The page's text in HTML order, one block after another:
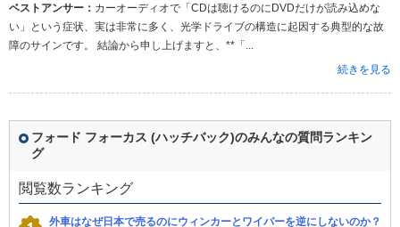
ベストアンサー： カーオーディオで「CDは聴けるのにDVDだけが読み込めな
い」という症状、実は非常に多く、光学ドライブの構造に起因する典型的な故
障のサインです。 結論から申し上げますと、**「...
続きを見る
フォード フォーカス (ハッチバック)のみんなの質問ランキン
グ
閲覧数ランキング
外車はなぜ日本で売るのにウィンカーとワイパーを逆にしないのか？